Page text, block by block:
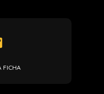
FICHA